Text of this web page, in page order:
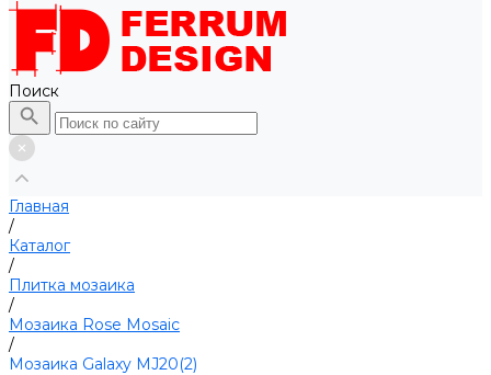
Поиск
Главная
/
Каталог
/
Плитка мозаика
/
Мозаика Rose Mosaic
/
Мозаика Galaxy MJ20(2)